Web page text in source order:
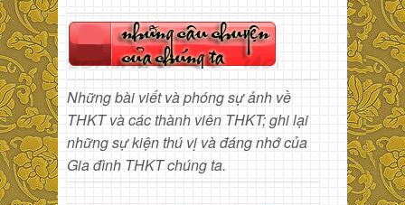
Những bài viết và phóng sự ảnh về
THKT và các thành viên THKT; ghi lại
những sự kiện thú vị và đáng nhớ của
Gia đình THKT chúng ta.